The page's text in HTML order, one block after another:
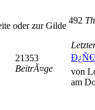
oder zur Gilde
492
21353
BeitrÃ¤ge
von
am